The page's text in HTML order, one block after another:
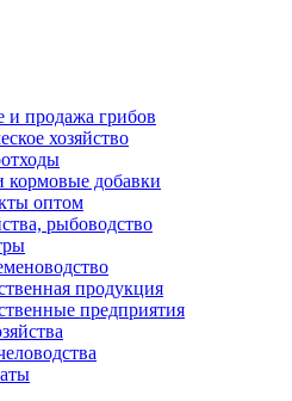
продажа грибов
хозяйство
добавки
оптом
рыбоводство
продукция
предприятия